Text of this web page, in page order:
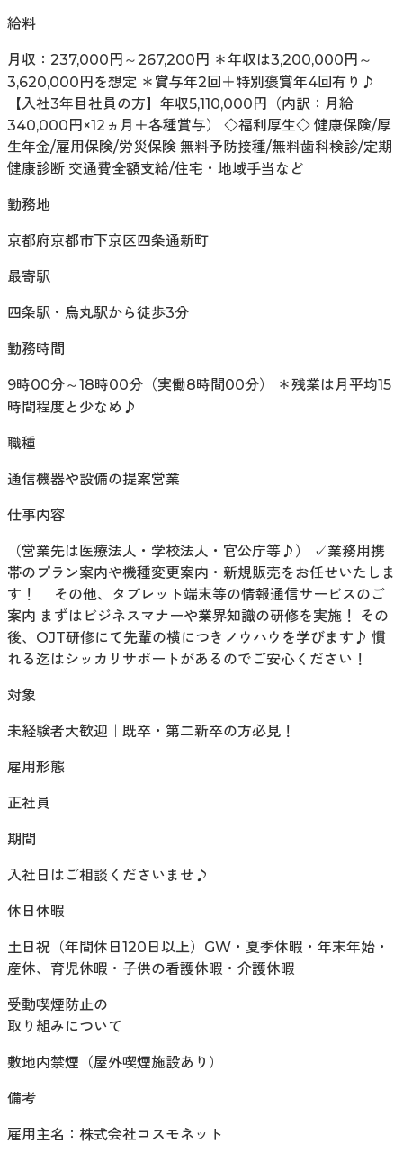
給料
月収：237,000円～267,200円 ＊年収は3,200,000円～
3,620,000円を想定 ＊賞与年2回＋特別褒賞年4回有り♪
【入社3年目社員の方】年収5,110,000円（内訳：月給
340,000円×12ヵ月＋各種賞与） ◇福利厚生◇ 健康保険/厚
生年金/雇用保険/労災保険 無料予防接種/無料歯科検診/定期
健康診断 交通費全額支給/住宅・地域手当など
勤務地
京都府京都市下京区四条通新町
最寄駅
四条駅・烏丸駅から徒歩3分
勤務時間
9時00分～18時00分（実働8時間00分） ＊残業は月平均15
時間程度と少なめ♪
職種
通信機器や設備の提案営業
仕事内容
（営業先は医療法人・学校法人・官公庁等♪） ✓業務用携
帯のプラン案内や機種変更案内・新規販売をお任せいたしま
す！ その他、タブレット端末等の情報通信サービスのご
案内 まずはビジネスマナーや業界知識の研修を実施！ その
後、OJT研修にて先輩の横につきノウハウを学びます♪ 慣
れる迄はシッカリサポートがあるのでご安心ください！
対象
未経験者大歓迎｜既卒・第二新卒の方必見！
雇用形態
正社員
期間
入社日はご相談くださいませ♪
休日休暇
土日祝（年間休日120日以上）GW・夏季休暇・年末年始・
産休、育児休暇・子供の看護休暇・介護休暇
受動喫煙防止の
取り組みについて
敷地内禁煙（屋外喫煙施設あり）
備考
雇用主名：株式会社コスモネット